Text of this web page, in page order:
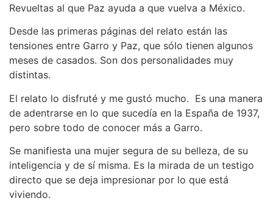
Revueltas al que Paz ayuda a que vuelva a México.
Desde las primeras páginas del relato están las
tensiones entre Garro y Paz, que sólo tienen algunos
meses de casados. Son dos personalidades muy
distintas.
El relato lo disfruté y me gustó mucho. Es una manera
de adentrarse en lo que sucedía en la España de 1937,
pero sobre todo de conocer más a Garro.
Se manifiesta una mujer segura de su belleza, de su
inteligencia y de sí misma. Es la mirada de un testigo
directo que se deja impresionar por lo que está
viviendo.